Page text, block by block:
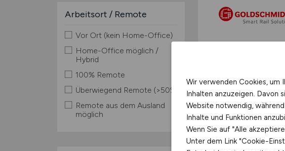
Arbeitsort / Remote
Vor Ort (kein Home-Office)
Home-Office möglich /
Hybrid
100% Remote
Überwiegend Remote (>50%)
Remote aus dem Ausland
möglich
Wir verwenden Cookies, um
Inhalten anzuzeigen. Davon
Website notwendig,
Inhalte und Funktionen
Wenn Sie auf "Alle
Unter dem Link "Cookie-